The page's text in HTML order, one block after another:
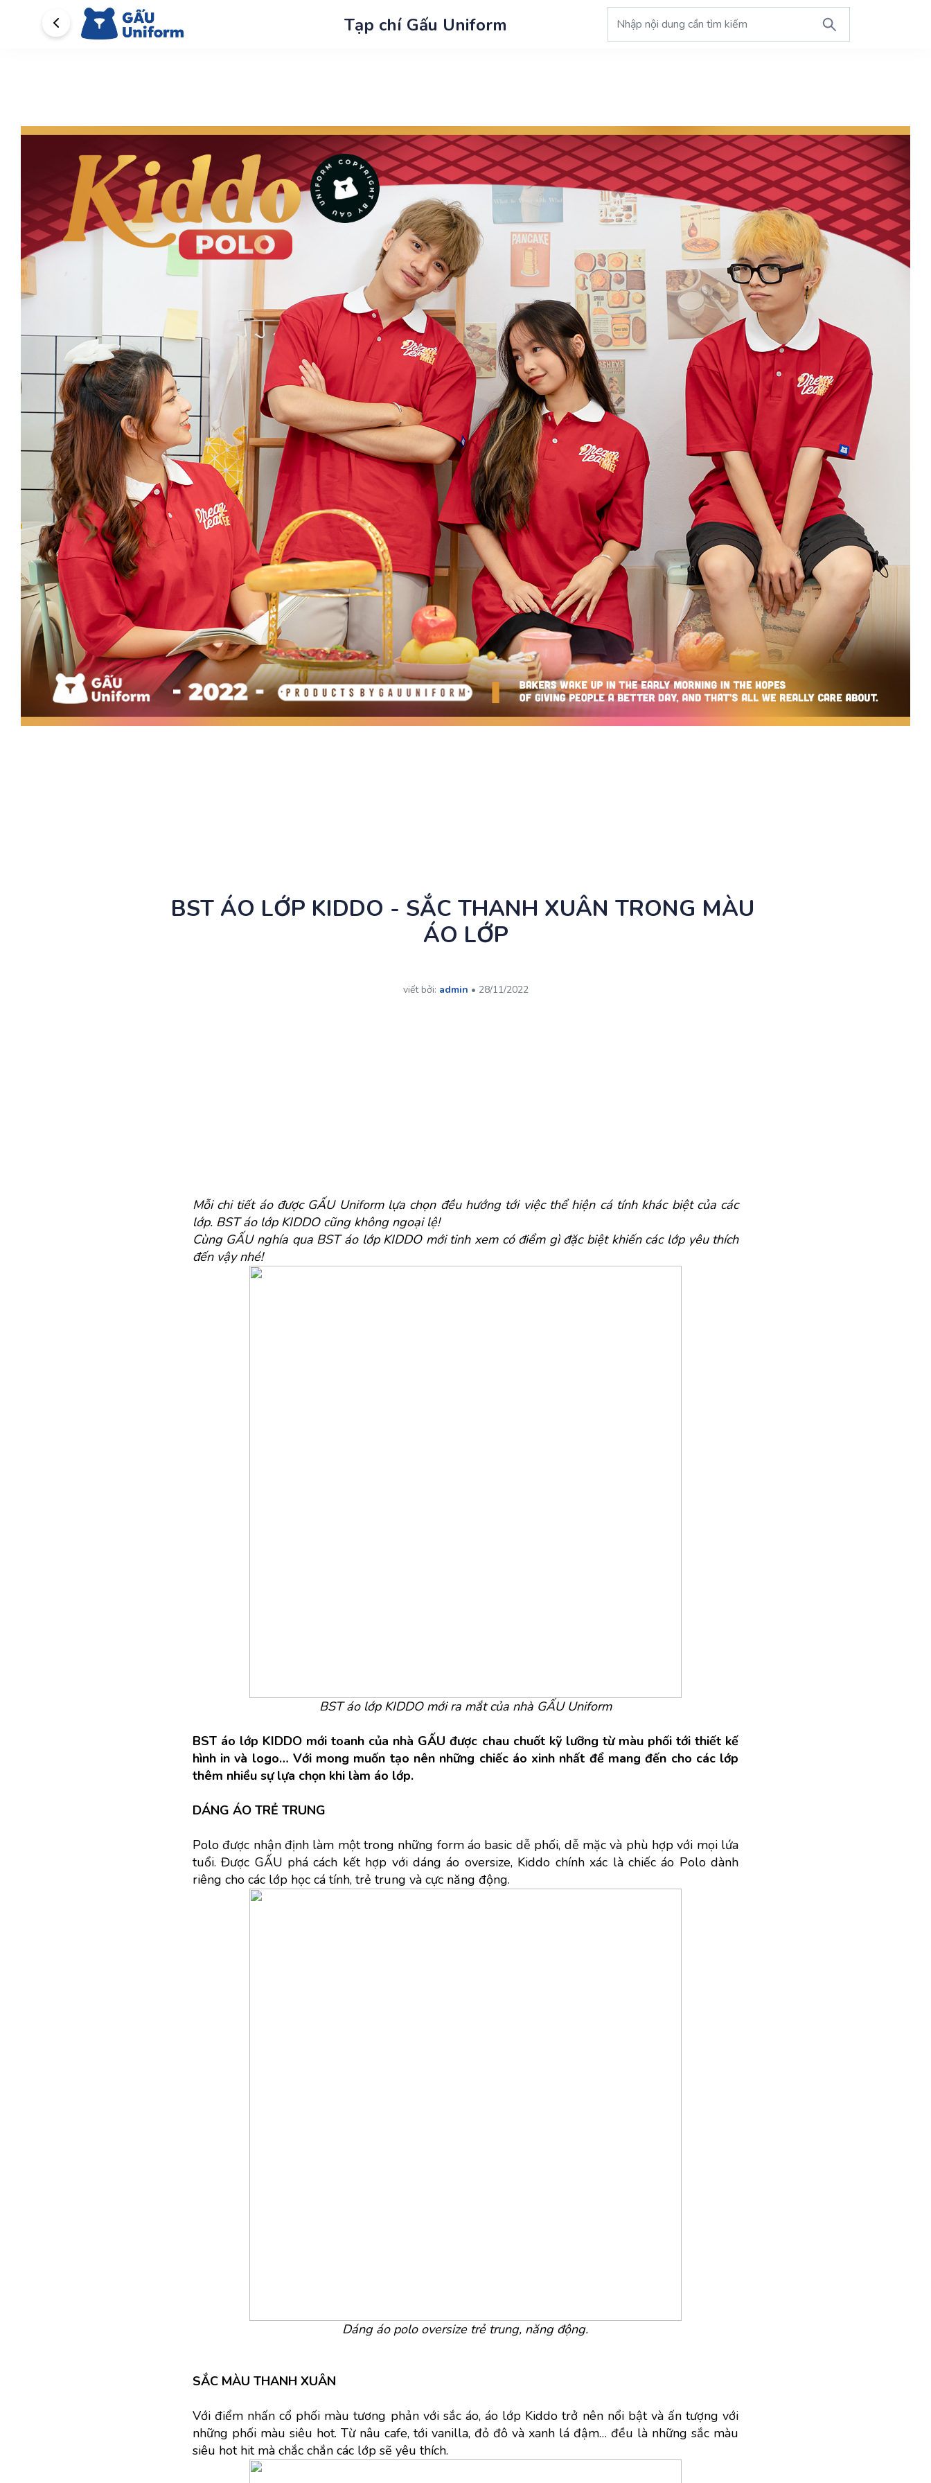
Tạp chí Gấu Uniform
BST ÁO LỚP KIDDO - SẮC THANH XUÂN TRONG MÀU
ÁO LỚP
viết bởi: admin • 28/11/2022
Mỗi chi tiết áo được GẤU Uniform lựa chọn đều hướng tới việc thể hiện cá tính khác biệt của các
lớp. BST áo lớp KIDDO cũng không ngoại lệ!
Cùng GẤU nghía qua BST áo lớp KIDDO mới tinh xem có điểm gì đặc biệt khiến các lớp yêu thích
đến vậy nhé!
BST áo lớp KIDDO mới ra mắt của nhà GẤU Uniform
BST áo lớp KIDDO mới toanh của nhà GẤU được chau chuốt kỹ lưỡng từ màu phối tới thiết kế
hình in và logo… Với mong muốn tạo nên những chiếc áo xinh nhất để mang đến cho các lớp
thêm nhiều sự lựa chọn khi làm áo lớp.
DÁNG ÁO TRẺ TRUNG
Polo được nhận định làm một trong những form áo basic dễ phối, dễ mặc và phù hợp với mọi lứa
tuổi. Được GẤU phá cách kết hợp với dáng áo oversize, Kiddo chính xác là chiếc áo Polo dành
riêng cho các lớp học cá tính, trẻ trung và cực năng động.
Dáng áo polo oversize trẻ trung, năng động.
SẮC MÀU THANH XUÂN
Với điểm nhấn cổ phối màu tương phản với sắc áo, áo lớp Kiddo trở nên nổi bật và ấn tượng với
những phối màu siêu hot. Từ nâu cafe, tới vanilla, đỏ đô và xanh lá đậm… đều là những sắc màu
siêu hot hit mà chắc chắn các lớp sẽ yêu thích.